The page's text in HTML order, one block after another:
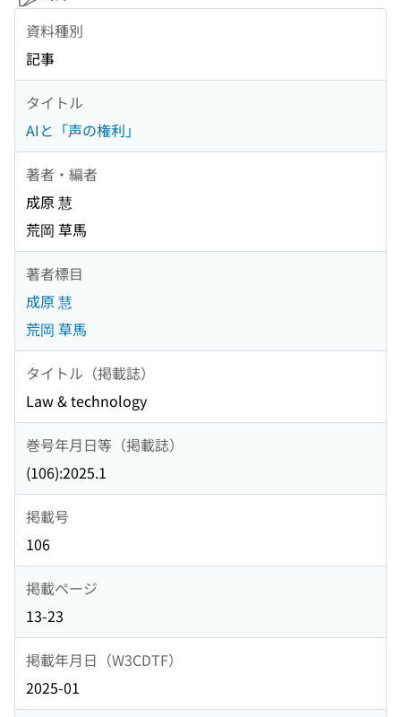
資料種別
記事
タイトル
AIと「声の権利」
著者・編者
成原 慧
荒岡 草馬
著者標目
成原 慧
荒岡 草馬
タイトル（掲載誌）
Law & technology
巻号年月日等（掲載誌）
(106):2025.1
掲載号
106
掲載ページ
13-23
掲載年月日（W3CDTF）
2025-01